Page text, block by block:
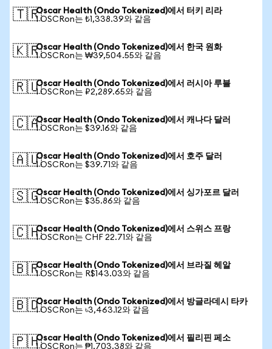
🇹🇷Oscar Health (Ondo Tokenized)에서 터키 리라
1 OSCRon는 ₺1,338.39와 같음
🇰🇷Oscar Health (Ondo Tokenized)에서 한국 원화
1 OSCRon는 ₩39,504.55와 같음
🇷🇺Oscar Health (Ondo Tokenized)에서 러시아 루블
1 OSCRon는 ₽2,289.65와 같음
🇨🇦Oscar Health (Ondo Tokenized)에서 캐나다 달러
1 OSCRon는 $39.16와 같음
🇦🇺Oscar Health (Ondo Tokenized)에서 호주 달러
1 OSCRon는 $39.71와 같음
🇸🇬Oscar Health (Ondo Tokenized)에서 싱가포르 달러
1 OSCRon는 $35.86와 같음
🇨🇭Oscar Health (Ondo Tokenized)에서 스위스 프랑
1 OSCRon는 CHF 22.71와 같음
🇧🇷Oscar Health (Ondo Tokenized)에서 브라질 헤알
1 OSCRon는 R$143.03와 같음
🇧🇩Oscar Health (Ondo Tokenized)에서 방글라데시 타카
1 OSCRon는 ৳3,463.12와 같음
🇵🇭Oscar Health (Ondo Tokenized)에서 필리핀 페소
1 OSCRon는 ₱1,703.38와 같음